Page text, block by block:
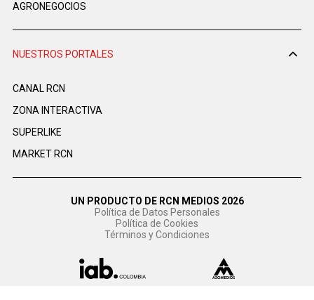
AGRONEGOCIOS
NUESTROS PORTALES
CANAL RCN
ZONA INTERACTIVA
SUPERLIKE
MARKET RCN
UN PRODUCTO DE RCN MEDIOS 2026
Política de Datos Personales
Política de Cookies
Términos y Condiciones